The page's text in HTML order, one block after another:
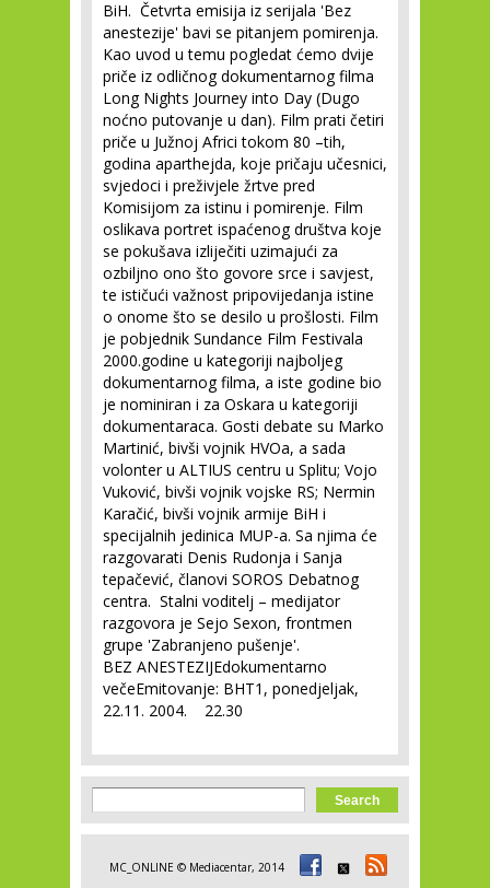
BiH. Četvrta emisija iz serijala 'Bez
anestezije' bavi se pitanjem pomirenja.
Kao uvod u temu pogledat ćemo dvije
priče iz odličnog dokumentarnog filma
Long Nights Journey into Day (Dugo
noćno putovanje u dan). Film prati četiri
priče u Južnoj Africi tokom 80 –tih,
godina aparthejda, koje pričaju učesnici,
svjedoci i preživjele žrtve pred
Komisijom za istinu i pomirenje. Film
oslikava portret ispaćenog društva koje
se pokušava izliječiti uzimajući za
ozbiljno ono što govore srce i savjest,
te ističući važnost pripovijedanja istine
o onome što se desilo u prošlosti. Film
je pobjednik Sundance Film Festivala
2000.godine u kategoriji najboljeg
dokumentarnog filma, a iste godine bio
je nominiran i za Oskara u kategoriji
dokumentaraca. Gosti debate su Marko
Martinić, bivši vojnik HVOa, a sada
volonter u ALTIUS centru u Splitu; Vojo
Vuković, bivši vojnik vojske RS; Nermin
Karačić, bivši vojnik armije BiH i
specijalnih jedinica MUP-a. Sa njima će
razgovarati Denis Rudonja i Sanja
tepačević, članovi SOROS Debatnog
centra. Stalni voditelj – medijator
razgovora je Sejo Sexon, frontmen
grupe 'Zabranjeno pušenje'.
BEZ ANESTEZIJEdokumentarno
večeEmitovanje: BHT1, ponedjeljak,
22.11. 2004. 22.30
Search form
Search
MC_ONLINE © Mediacentar, 2014